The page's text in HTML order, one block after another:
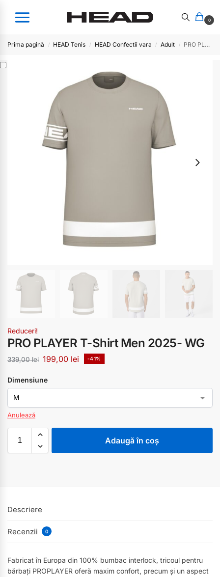
0
Prima pagină / HEAD Tenis / HEAD Confectii vara / Adult / PRO PLAYER T-Shirt Men 2025- WG
Reduceri!
PRO PLAYER T-Shirt Men 2025- WG
339,00lei 199,00 lei -41%
Dimensiune
Anulează
Adaugă în coș
Descriere
Recenzii 0
Fabricat în Europa din 100% bumbac interlock, tricoul pentru
bărbați PROPLAYER oferă maxim confort, precum și un aspect